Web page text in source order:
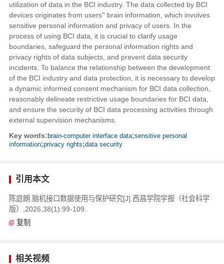
utilization of data in the BCI industry. The data collected by BCI
devices originates from users'' brain information, which involves
sensitive personal information and privacy of users. In the
process of using BCI data, it is crucial to clarify usage
boundaries, safeguard the personal information rights and
privacy rights of data subjects, and prevent data security
incidents. To balance the relationship between the development
of the BCI industry and data protection, it is necessary to develop
a dynamic informed consent mechanism for BCI data collection,
reasonably delineate restrictive usage boundaries for BCI data,
and ensure the security of BCI data processing activities through
external supervision mechanisms.
Key words: brain-computer interface data;sensitive personal
information;privacy rights;data security
引用本文
陈庭朗.脑机接口数据使用与保护研究[J].西昌学院学报（社会科学
版）,2026,38(1):99-109.
复制
相关视频